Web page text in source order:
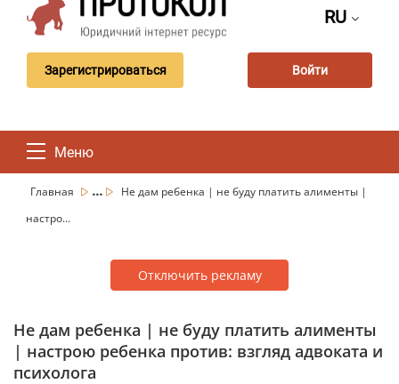
RU
Зарегистрироваться Войти
Меню
Главная ...
Не дам ребенка | не буду платить алименты |
настро...
Отключить рекламу
Не дам ребенка | не буду платить алименты
| настрою ребенка против: взгляд адвоката и
психолога